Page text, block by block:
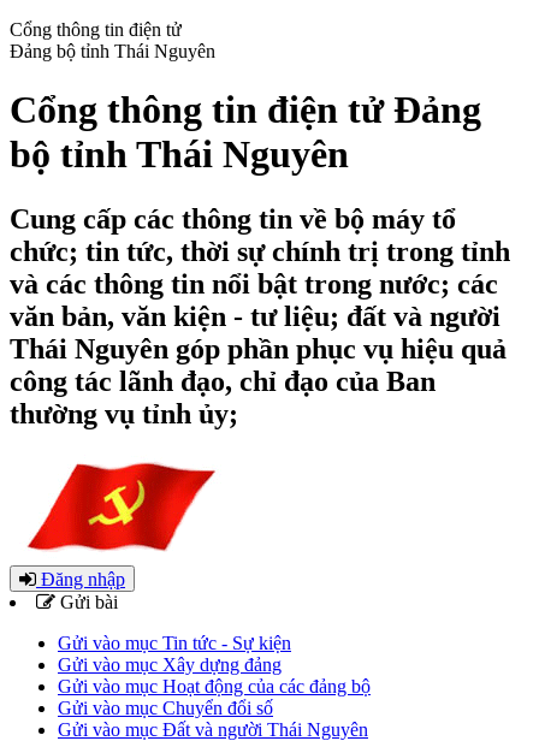
Cổng thông tin điện tử
Đảng bộ tỉnh Thái Nguyên
Cổng thông tin điện tử Đảng
bộ tỉnh Thái Nguyên
Cung cấp các thông tin về bộ máy tổ
chức; tin tức, thời sự chính trị trong tỉnh
và các thông tin nổi bật trong nước; các
văn bản, văn kiện - tư liệu; đất và người
Thái Nguyên góp phần phục vụ hiệu quả
công tác lãnh đạo, chỉ đạo của Ban
thường vụ tỉnh ủy;
Đăng nhập
Gửi bài
Gửi vào mục Tin tức - Sự kiện
Gửi vào mục Xây dựng đảng
Gửi vào mục Hoạt động của các đảng bộ
Gửi vào mục Chuyển đổi số
Gửi vào mục Đất và người Thái Nguyên